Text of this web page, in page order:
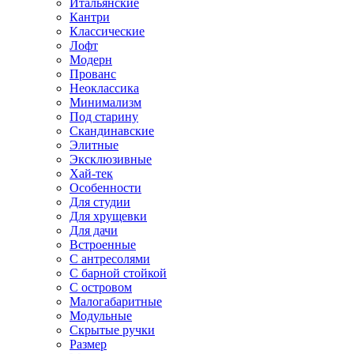
Итальянские
Кантри
Классические
Лофт
Модерн
Прованс
Неоклассика
Минимализм
Под старину
Скандинавские
Элитные
Эксклюзивные
Хай-тек
Особенности
Для студии
Для хрущевки
Для дачи
Встроенные
С антресолями
С барной стойкой
С островом
Малогабаритные
Модульные
Скрытые ручки
Размер